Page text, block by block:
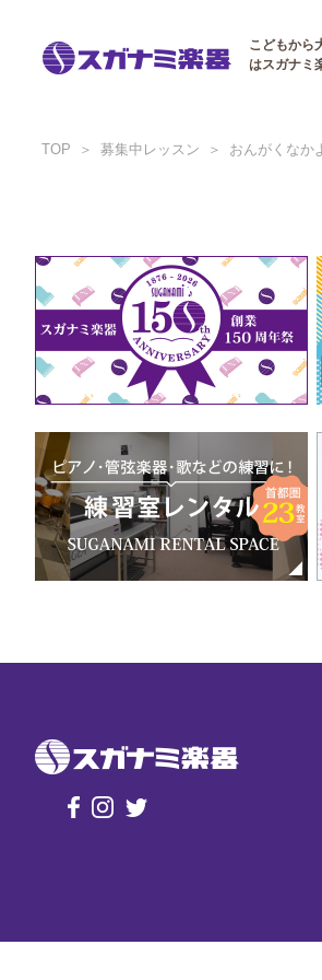
こどもから
はスガナミ
TOP 募集中レッスン おんがくなか